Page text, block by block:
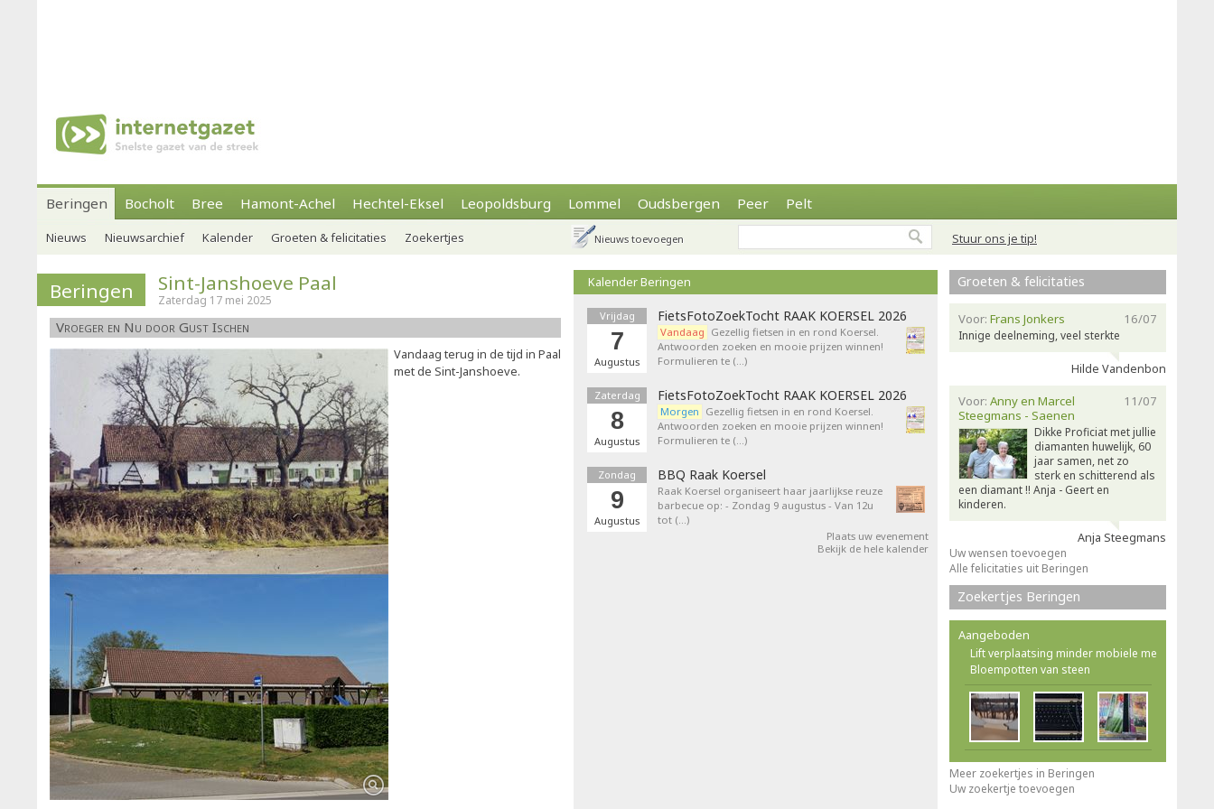
Beringen Bocholt Bree Hamont-Achel Hechtel-Eksel Leopoldsburg Lommel Oudsbergen Peer Pelt
Stuur ons je tip!
Nieuws Nieuwsarchief Kalender Groeten & felicitaties Zoekertjes Nieuws toevoegen
Beringen Sint-Janshoeve Paal
Zaterdag 17 mei 2025
Vroeger en Nu door Gust Ischen
Vandaag terug in de tijd in Paal
met de Sint-Janshoeve.
Kalender Beringen
Vrijdag
7
Augustus
FietsFotoZoekTocht RAAK KOERSEL 2026
Vandaag Gezellig fietsen in en rond Koersel.
Antwoorden zoeken en mooie prijzen winnen!
Formulieren te (…)
Zaterdag
8
Augustus
FietsFotoZoekTocht RAAK KOERSEL 2026
Morgen Gezellig fietsen in en rond Koersel.
Antwoorden zoeken en mooie prijzen winnen!
Formulieren te (…)
Zondag
9
Augustus
BBQ Raak Koersel
Raak Koersel organiseert haar jaarlijkse reuze
barbecue op: - Zondag 9 augustus - Van 12u
tot (…)
Plaats uw evenement
Bekijk de hele kalender
Groeten & felicitaties
16/07
Voor: Frans Jonkers
Innige deelneming, veel sterkte
Hilde Vandenbon
11/07
Voor: Anny en Marcel
Steegmans - Saenen
Dikke Proficiat met jullie
diamanten huwelijk, 60
jaar samen, net zo
sterk en schitterend als
een diamant !! Anja - Geert en
kinderen.
Anja Steegmans
Uw wensen toevoegen
Alle felicitaties uit Beringen
Zoekertjes Beringen
Aangeboden
Lift verplaatsing minder mobiele me
Bloempotten van steen
Meer zoekertjes in Beringen
Uw zoekertje toevoegen